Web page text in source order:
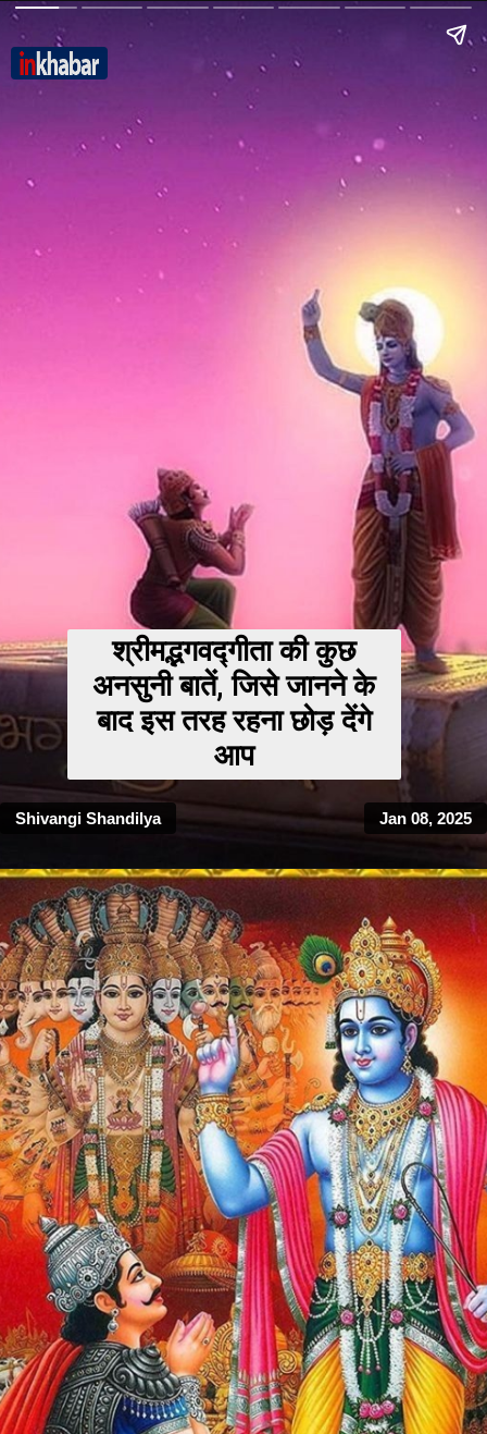
Jan 08, 2025
Shivangi Shandilya
श्रीमद्भगवद्गीता की कुछ
अनसुनी बातें, जिसे जानने के
बाद इस तरह रहना छोड़ देंगे
आप